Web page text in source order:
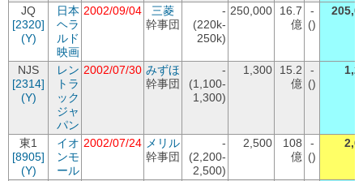
JQ
[2320]
(Y)
日本
ヘラ
ルド
映画
2002/09/04
三菱
幹事団
-
(220k-
250k)
250,000
16.7
億
-
()
NJS
[2314]
(Y)
レン
トラ
ック
ジャ
パン
2002/07/30 みずほ
幹事団
-
(1,100-
1,300)
1,300
15.2
億
-
()
東1
[8905]
(Y)
イオ
ンモ
ール
2002/07/24 メリル
幹事団
-
(2,200-
2,500)
2,500
108
億
-
()